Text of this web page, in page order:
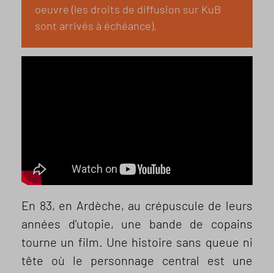
oeuvre (les droits de diffusion sur KuB
sont arrivés à échéance).
En 83, en Ardèche, au crépuscule de leurs
années d’utopie, une bande de copains
tourne un film. Une histoire sans queue ni
tête où le personnage central est une